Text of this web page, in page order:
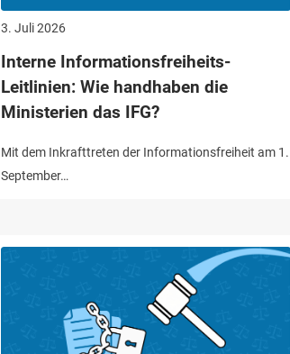
3. Juli 2026
Interne Informationsfreiheits-
Leitlinien: Wie handhaben die
Ministerien das IFG?
Mit dem Inkrafttreten der Informationsfreiheit am 1.
September…